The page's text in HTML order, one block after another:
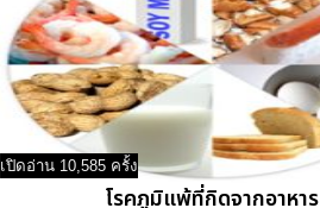
เปิดอ่าน 10,585 ครั้ง
โรคภูมิแพ้ที่กิดจากอาหาร